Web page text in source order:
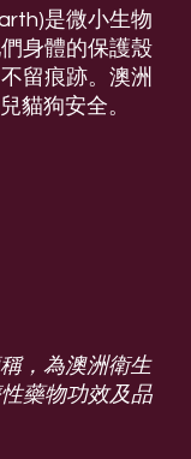
是微小生物
身體的保護殼
留痕跡。澳洲
貓狗安全。
，為澳洲衛生
藥物功效及品